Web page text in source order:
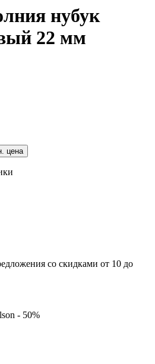
нубук
22 мм
цена
со скидками от 10 до
- 50%